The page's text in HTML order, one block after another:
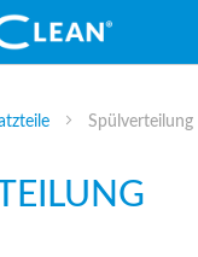
Spülverteilung